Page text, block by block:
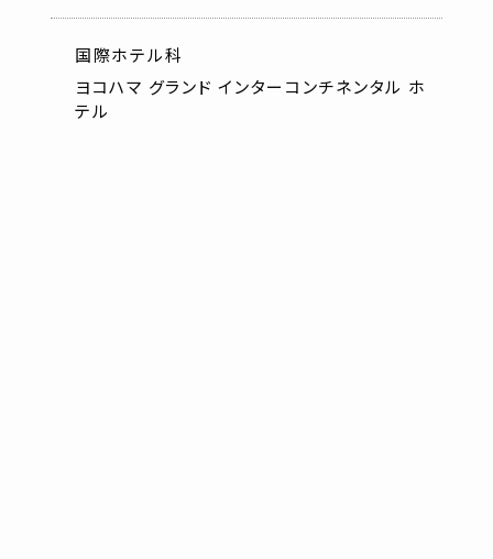
国際ホテル科
ヨコハマ グランド インターコンチネンタル ホ
テル